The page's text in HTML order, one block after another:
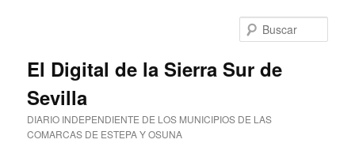
El Digital de la Sierra Sur de
Sevilla
DIARIO INDEPENDIENTE DE LOS MUNICIPIOS DE LAS
COMARCAS DE ESTEPA Y OSUNA